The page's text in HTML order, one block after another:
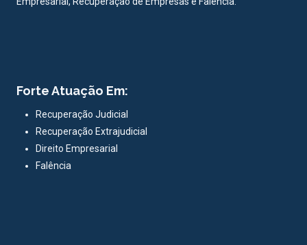
Forte Atuação Em:
Recuperação Judicial
Recuperação Extrajudicial
Direito Empresarial
Falência